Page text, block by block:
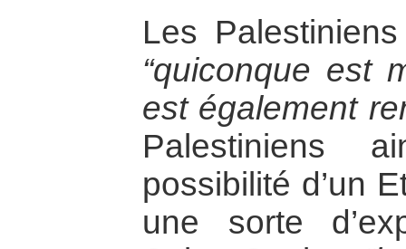
Les
“quiconque est
est également
Palestiniens
possibilité d’un
une sorte